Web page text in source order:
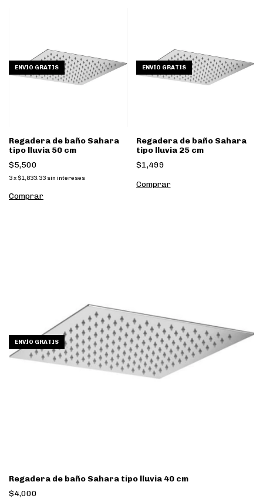
ENVÍO GRATIS
Regadera de baño Sahara
tipo lluvia 50 cm
$5,500
3x $1,833.33 sin intereses
Comprar
ENVÍO GRATIS
Regadera de baño Sahara
tipo lluvia 25 cm
$1,499
Comprar
ENVÍO GRATIS
Regadera de baño Sahara tipo lluvia 40 cm
$4,000